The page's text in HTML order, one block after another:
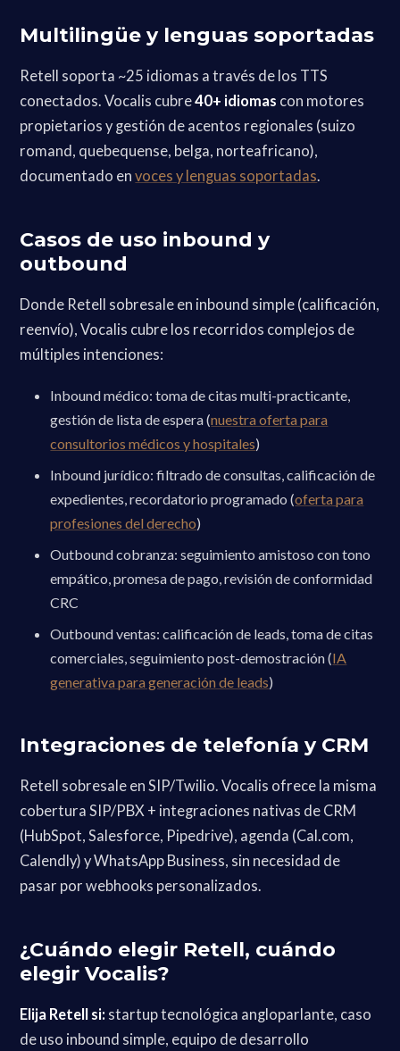
Multilingüe y lenguas soportadas
Retell soporta ~25 idiomas a través de los TTS
conectados. Vocalis cubre40+ idiomas con motores
propietarios y gestión de acentos regionales (suizo
romand, quebequense, belga, norteafricano),
documentado envoces y lenguas soportadas.
Casos de uso inbound y
outbound
Donde Retell sobresale en inbound simple (calificación,
reenvío), Vocalis cubre los recorridos complejos de
múltiples intenciones:
Inbound médico: toma de citas multi-practicante,
gestión de lista de espera (nuestra oferta para
consultorios médicos y hospitales)
Inbound jurídico: filtrado de consultas, calificación de
expedientes, recordatorio programado (oferta para
profesiones del derecho)
Outbound cobranza: seguimiento amistoso con tono
empático, promesa de pago, revisión de conformidad
CRC
Outbound ventas: calificación de leads, toma de citas
comerciales, seguimiento post-demostración (IA
generativa para generación de leads)
Integraciones de telefonía y CRM
Retell sobresale en SIP/Twilio. Vocalis ofrece la misma
cobertura SIP/PBX + integraciones nativas de CRM
(HubSpot, Salesforce, Pipedrive), agenda (Cal.com,
Calendly) y WhatsApp Business, sin necesidad de
pasar por webhooks personalizados.
¿Cuándo elegir Retell, cuándo
elegir Vocalis?
Elija Retell si: startup tecnológica angloparlante, caso
de uso inbound simple, equipo de desarrollo